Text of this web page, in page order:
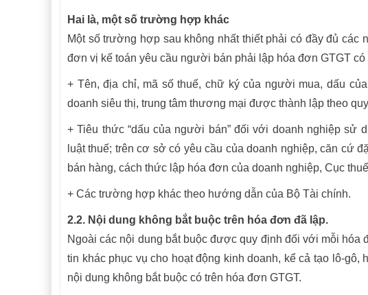
Hai là, một số trường hợp khác
Một số trường hợp sau không nhất thiết phải có đầy đủ
đơn vị kế toán yêu cầu người bán phải lập hóa đơn GTGT có
+ Tên, địa chỉ, mã số thuế, chữ ký của người mua, dấu
doanh siêu thị, trung tâm thương mại được thành lập theo
+ Tiêu thức “dấu của người bán” đối với doanh nghiệp
luật thuế; trên cơ sở có yêu cầu của doanh nghiệp, căn cứ
bán hàng, cách thức lập hóa đơn của doanh nghiệp, Cục
+ Các trường hợp khác theo hướng dẫn của Bộ Tài chính.
2.2. Nội dung không bắt buộc trên hóa đơn đã lập.
Ngoài các nội dung bắt buộc được quy định đối với mỗi hóa
tin khác phục vụ cho hoạt động kinh doanh, kể cả tạo lô-
nội dung không bắt buộc có trên hóa đơn GTGT.